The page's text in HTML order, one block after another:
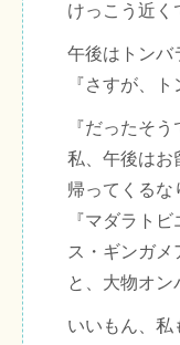
けっこう近く
午後はトンバ
『さすが、ト
『だったそ
私、午後はお
帰ってくるな
『マダラト
ス・ギンガメ
と、大物オン
いいもん、私